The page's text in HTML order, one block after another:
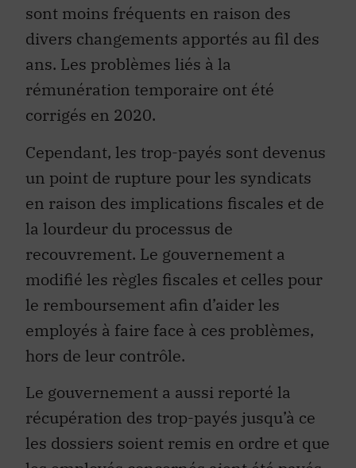
sont moins fréquents en raison des
divers changements apportés au fil des
ans. Les problèmes liés à la
rémunération temporaire ont été
corrigés en 2020.
Cependant, les trop-payés sont devenus
un point de rupture pour les syndicats
en raison des implications fiscales et de
la lourdeur du processus de
recouvrement. Le gouvernement a
modifié les règles fiscales et celles pour
le remboursement afin d’aider les
employés à faire face à ces problèmes,
hors de leur contrôle.
Le gouvernement a aussi reporté la
récupération des trop-payés jusqu’à ce
les dossiers soient remis en ordre et que